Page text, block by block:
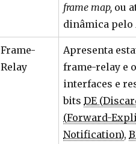
frame map, ou
dinâmica pelo
Frame-
Relay
Apresenta
frame-relay e
interfaces e
bitsDE
(Forward-
Notification),